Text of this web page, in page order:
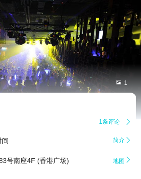
 1
1条评论 
间 简介 
号南座4F (香港广场) 地图 